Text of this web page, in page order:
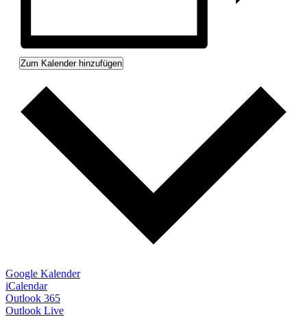
Zum Kalender hinzufügen
Google Kalender
iCalendar
Outlook 365
Outlook Live